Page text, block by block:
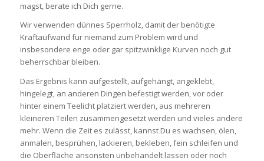
magst, berate ich Dich gerne.
Wir verwenden dünnes Sperrholz, damit der benötigte
Kraftaufwand für niemand zum Problem wird und
insbesondere enge oder gar spitzwinklige Kurven noch gut
beherrschbar bleiben.
Das Ergebnis kann aufgestellt, aufgehängt, angeklebt,
hingelegt, an anderen Dingen befestigt werden, vor oder
hinter einem Teelicht platziert werden, aus mehreren
kleineren Teilen zusammengesetzt werden und vieles andere
mehr. Wenn die Zeit es zulässt, kannst Du es wachsen, ölen,
anmalen, besprühen, lackieren, bekleben, fein schleifen und
die Oberfläche ansonsten unbehandelt lassen oder noch